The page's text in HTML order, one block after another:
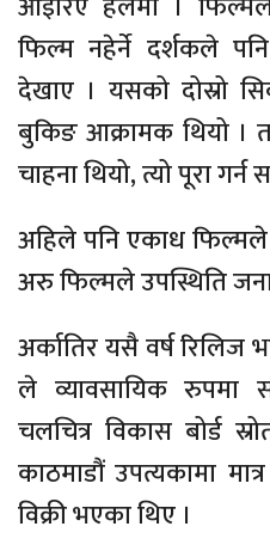
फिल्म नहेर्ने दर्शकले
देखाए । यसको दोस्रो
बुकिङ आक्रामक थियो ।
चाहना थियो, त्यो पूरा
अहिले पनि एकाध
अरु फिल्मले उपस्थिति
अर्कातिर यसै वर्ष रिलिज
ले व्यावसायिक रुपमा
चलचित्र विकास बोर्ड
काठमाडौं उपत्यकामा
विक्री भएका थिए ।